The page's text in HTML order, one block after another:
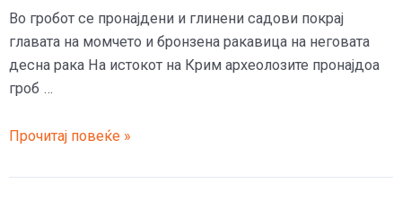
Во гробот се пронајдени и глинени садови покрај
главата на момчето и бронзена ракавица на неговата
десна рака На истокот на Крим археолозите пронајдоа
гроб …
Пронајден
на
Прочитај повеќе »